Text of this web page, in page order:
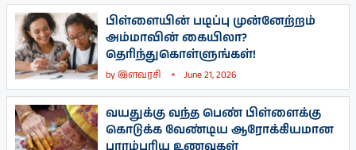
பிள்ளையின் படிப்பு முன்னேற்றம்
அம்மாவின் கையிலா?
தெரிந்துகொள்ளுங்கள்!
byஇளவரசி June 21, 2026
வயதுக்கு வந்த பெண் பிள்ளைக்கு
கொடுக்க வேண்டிய ஆரோக்கியமான